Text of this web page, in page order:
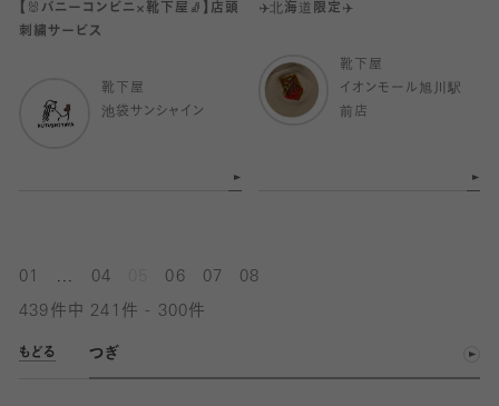
【🐰バニーコンビニ×靴下屋🧦】店頭
刺繍サービス
靴下屋
池袋サンシャイン
✈️北海道限定✈️
靴下屋
イオンモール旭川駅
前店
01 04 06 07 08
439件中 241件 - 300件
もどる つぎ